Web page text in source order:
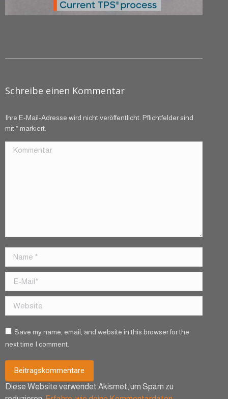
Schreibe einen Kommentar
Ihre E-Mail-Adresse wird nicht veröffentlicht. Pflichtfelder sind
mit* markiert.
Kommentar
Name *
E-Mail *
Website
Save my name, email, and website in this browser for the
next time I comment.
Beitragskommentare
Diese Website verwendet Akismet, um Spam zu